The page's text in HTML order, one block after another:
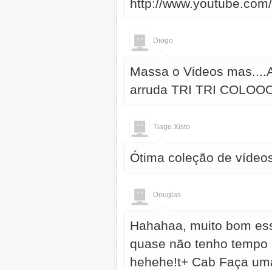
http://
Diogo
Massa o Videos
arruda TRI TRI
Tiago Xisto
Ótima coleção de
Douglas
Hahahaa, muito bom
quase não tenho
hehehe!t+ Cab Faça